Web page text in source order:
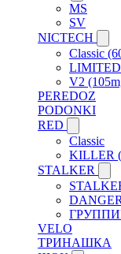
MS
SV
NICTECH
Classic
V2
PEREDOZ
PODONKI
RED
Classic
KILLER
STALKER
VELO
ТРИНАШКА